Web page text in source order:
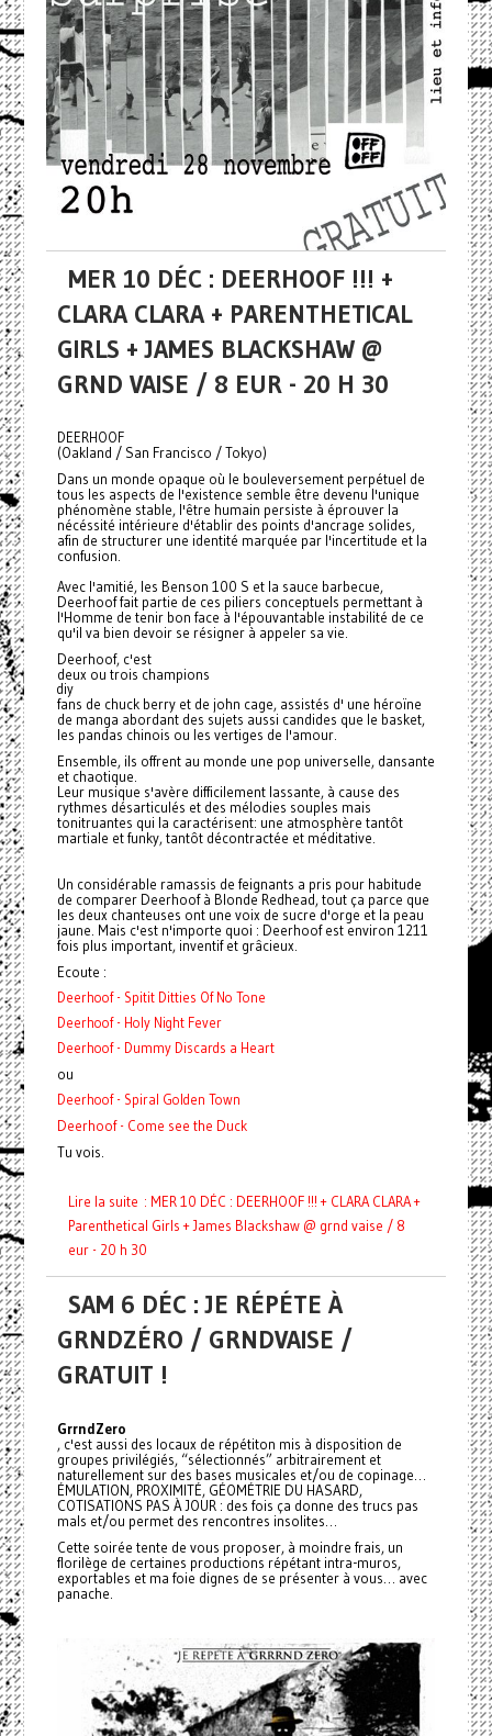
MER 10 DÉC : DEERHOOF !!! +
CLARA CLARA + PARENTHETICAL
GIRLS + JAMES BLACKSHAW @
GRND VAISE / 8 EUR - 20 H 30
DEERHOOF
(Oakland / San Francisco / Tokyo)
Dans un monde opaque où le bouleversement perpétuel de
tous les aspects de l'existence semble être devenu l'unique
phénomène stable, l'être humain persiste à éprouver la
nécéssité intérieure d'établir des points d'ancrage solides,
afin de structurer une identité marquée par l'incertitude et la
confusion.
Avec l'amitié, les Benson 100 S et la sauce barbecue,
Deerhoof fait partie de ces piliers conceptuels permettant à
l'Homme de tenir bon face à l'épouvantable instabilité de ce
qu'il va bien devoir se résigner à appeler sa vie.
Deerhoof, c'est
deux ou trois champions
diy
fans de chuck berry et de john cage, assistés d' une héroïne
de manga abordant des sujets aussi candides que le basket,
les pandas chinois ou les vertiges de l'amour.
Ensemble, ils offrent au monde une pop universelle, dansante
et chaotique.
Leur musique s'avère difficilement lassante, à cause des
rythmes désarticulés et des mélodies souples mais
tonitruantes qui la caractérisent: une atmosphère tantôt
martiale et funky, tantôt décontractée et méditative.
Un considérable ramassis de feignants a pris pour habitude
de comparer Deerhoof à Blonde Redhead, tout ça parce que
les deux chanteuses ont une voix de sucre d'orge et la peau
jaune. Mais c'est n'importe quoi : Deerhoof est environ 1211
fois plus important, inventif et grâcieux.
Ecoute :
Deerhoof - Spitit Ditties Of No Tone
Deerhoof - Holy Night Fever
Deerhoof - Dummy Discards a Heart
ou
Deerhoof - Spiral Golden Town
Deerhoof - Come see the Duck
Tu vois.
Lire la suite : MER 10 DÉC : DEERHOOF !!! + CLARA CLARA +
Parenthetical Girls + James Blackshaw @ grnd vaise / 8
eur - 20 h 30
SAM 6 DÉC : JE RÉPÉTE À
GRNDZÉRO / GRNDVAISE /
GRATUIT !
GrrndZero
, c'est aussi des locaux de répétiton mis à disposition de
groupes privilégiés, “sélectionnés” arbitrairement et
naturellement sur des bases musicales et/ou de copinage…
ÉMULATION, PROXIMITÉ, GÉOMÉTRIE DU HASARD,
COTISATIONS PAS À JOUR : des fois ça donne des trucs pas
mals et/ou permet des rencontres insolites…
Cette soirée tente de vous proposer, à moindre frais, un
florilège de certaines productions répétant intra-muros,
exportables et ma foie dignes de se présenter à vous… avec
panache.